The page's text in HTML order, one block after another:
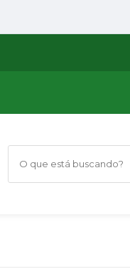
O que está buscando?